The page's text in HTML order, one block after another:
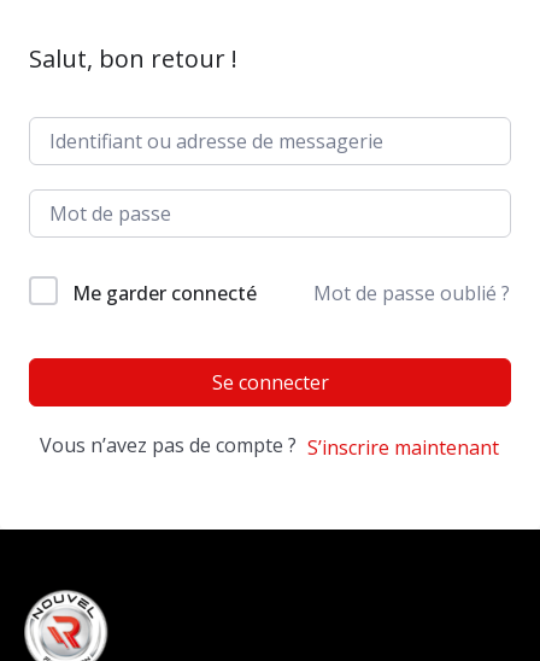
Salut, bon retour !
Me garder connecté Mot de passe oublié ?
Se connecter
Vous n’avez pas de compte ? S’inscrire maintenant